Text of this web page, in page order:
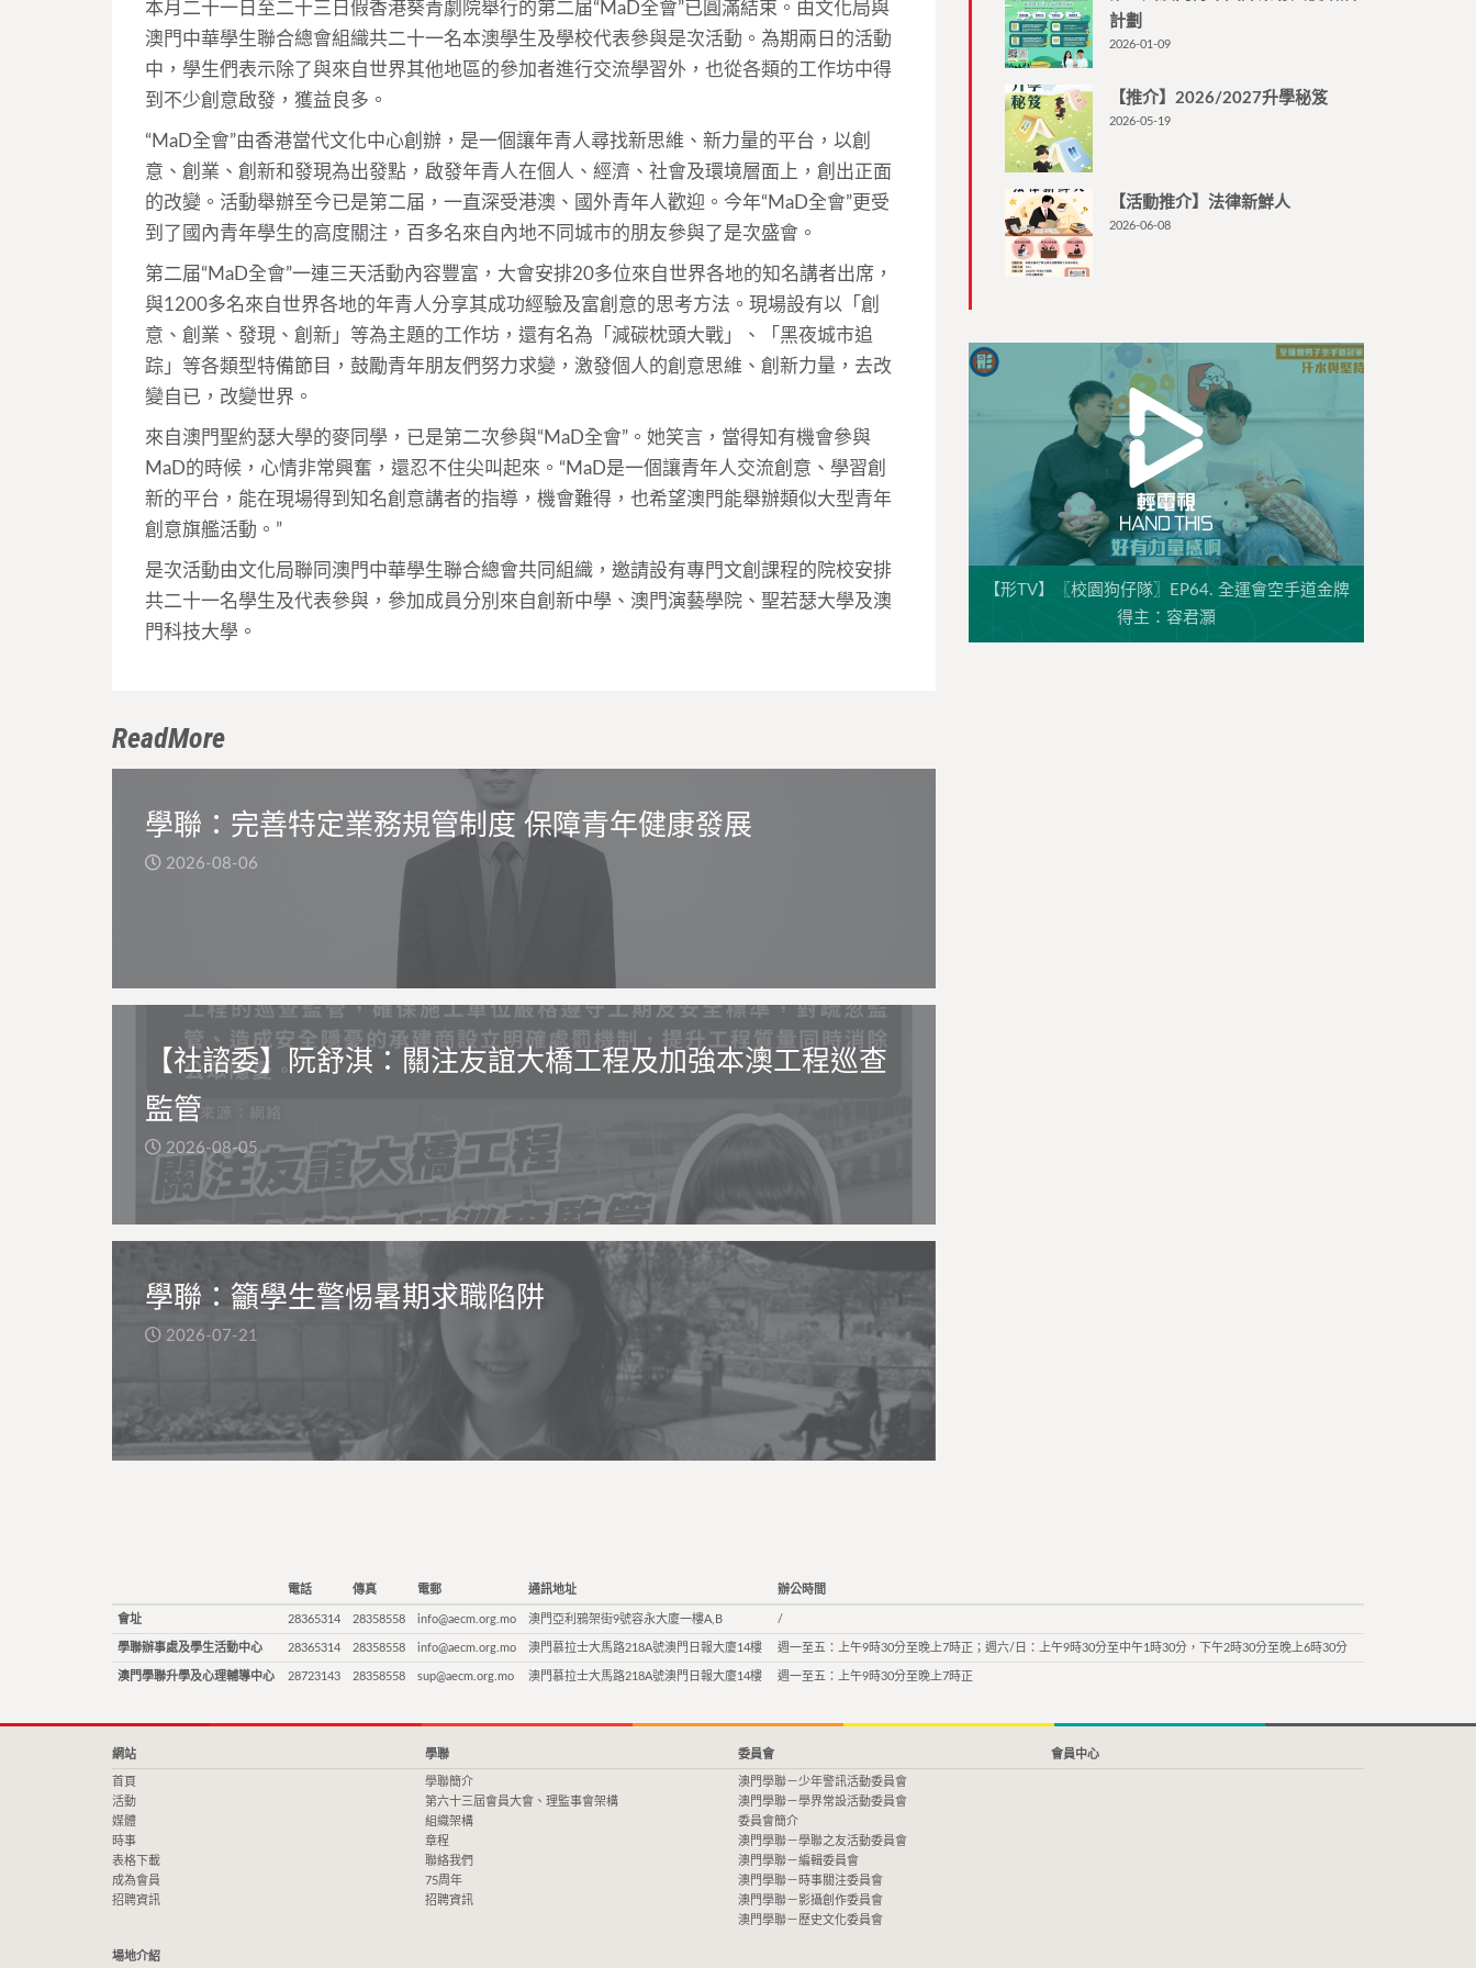
本月二十一日至二十三日假香港葵青劇院舉行的第二届“MaD全會”已圓滿結束。由文化局與
澳門中華學生聯合總會組織共二十一名本澳學生及學校代表參與是次活動。為期兩日的活動
中，學生們表示除了與來自世界其他地區的參加者進行交流學習外，也從各類的工作坊中得
到不少創意啟發，獲益良多。
“MaD全會”由香港當代文化中心創辦，是一個讓年青人尋找新思維、新力量的平台，以創
意、創業、創新和發現為出發點，啟發年青人在個人、經濟、社會及環境層面上，創出正面
的改變。活動舉辦至今已是第二届，一直深受港澳、國外青年人歡迎。今年“MaD全會”更受
到了國內青年學生的高度關注，百多名來自內地不同城市的朋友參與了是次盛會。
第二届“MaD全會”一連三天活動內容豐富，大會安排20多位來自世界各地的知名講者出席，
與1200多名來自世界各地的年青人分享其成功經驗及富創意的思考方法。現場設有以「創
意、創業、發現、創新」等為主題的工作坊，還有名為「減碳枕頭大戰」、「黑夜城市追
踪」等各類型特備節目，鼓勵青年朋友們努力求變，激發個人的創意思維、創新力量，去改
變自已，改變世界。
來自澳門聖約瑟大學的麥同學，已是第二次參與“MaD全會”。她笑言，當得知有機會參與
MaD的時候，心情非常興奮，還忍不住尖叫起來。“MaD是一個讓青年人交流創意、學習創
新的平台，能在現場得到知名創意講者的指導，機會難得，也希望澳門能舉辦類似大型青年
創意旗艦活動。”
是次活動由文化局聯同澳門中華學生聯合總會共同組織，邀請設有專門文創課程的院校安排
共二十一名學生及代表參與，參加成員分別來自創新中學、澳門演藝學院、聖若瑟大學及澳
門科技大學。
ReadMore
學聯：完善特定業務規管制度 保障青年健康發展
2026-08-06
【社諮委】阮舒淇：關注友誼大橋工程及加強本澳工程巡查
監管
2026-08-05
學聯：籲學生警惕暑期求職陷阱
2026-07-21
計劃
2026-01-09
【推介】2026/2027升學秘笈
2026-05-19
【活動推介】法律新鮮人
2026-06-08
【形TV】〖校園狗仔隊〗EP64. 全運會空手道金牌
得主：容君灝
電話 傳真 電郵 通訊地址 辦公時間
會址 28365314 28358558 info@aecm.org.mo 澳門亞利鴉架街9號容永大廈一樓A,B /
學聯辦事處及學生活動中心 28365314 28358558 info@aecm.org.mo 澳門慕拉士大馬路218A號澳門日報大廈14樓 週一至五：上午9時30分至晚上7時正；週六/日：上午9時30分至中午1時30分，下午2時30分至晚上6時30分
澳門學聯升學及心理輔導中心 28723143 28358558 sup@aecm.org.mo 澳門慕拉士大馬路218A號澳門日報大廈14樓 週一至五：上午9時30分至晚上7時正
網站
首頁
活動
媒體
時事
表格下載
成為會員
招聘資訊
學聯
學聯簡介
第六十三屆會員大會、理監事會架構
組織架構
章程
聯絡我們
75周年
招聘資訊
委員會
澳門學聯－少年警訊活動委員會
澳門學聯－學界常設活動委員會
委員會簡介
澳門學聯－學聯之友活動委員會
澳門學聯－編輯委員會
澳門學聯－時事關注委員會
澳門學聯－影攝創作委員會
澳門學聯－歷史文化委員會
會員中心
場地介紹